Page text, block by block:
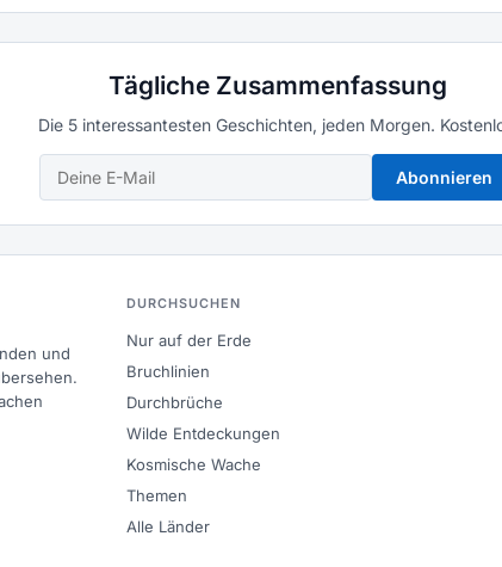
Tägliche Zusammenfassung
Die 5 interessantesten Geschichten, jeden Morgen.
Abonnieren
und
DURCHSUCHEN
Nur auf der Erde
Bruchlinien
Durchbrüche
Wilde Entdeckungen
Kosmische Wache
Themen
Alle Länder